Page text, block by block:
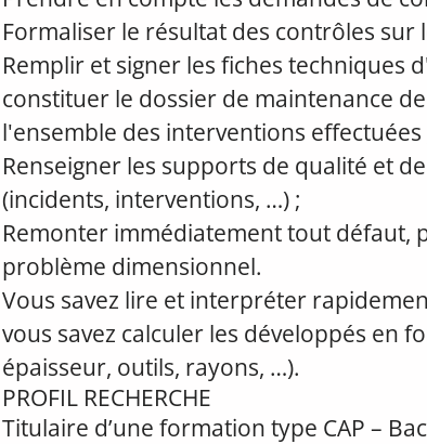
Formaliser le résultat des contrôles sur
Remplir et signer les fiches
constituer le dossier de maintenance
l'ensemble des interventions effectuées
Renseigner les supports de qualité et
(incidents, interventions, …) ;
Remonter immédiatement tout défaut,
problème dimensionnel.
Vous savez lire et interpréter
vous savez calculer les développés en
épaisseur, outils, rayons, …).
PROFIL RECHERCHE
Titulaire d’une formation type CAP –